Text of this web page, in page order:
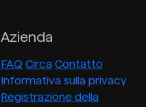
Azienda
FAQ Circa Contatto
Informativa sulla privacy
Registrazione della